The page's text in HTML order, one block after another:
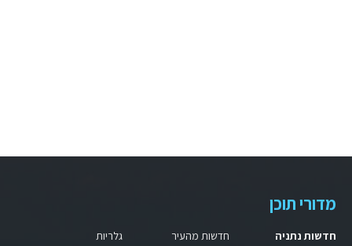
מדורי תוכן
חדשות נתניה
חדשות מהעיר
גלריות